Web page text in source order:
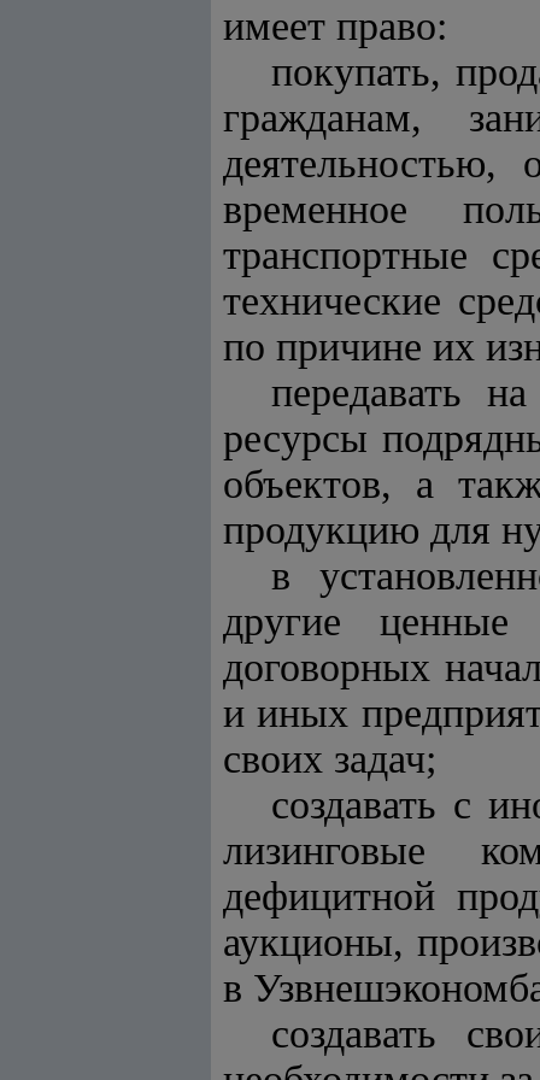
имеет право:
покупать,
гражданам,
деятельностью,
временное
транспортные
технические
по причине их
передавать
ресурсы
объектов, а
продукцию для
в
другие ценные
договорных
и иных
своих задач;
создавать с
лизинговые
дефицитной
аукционы,
в
создавать